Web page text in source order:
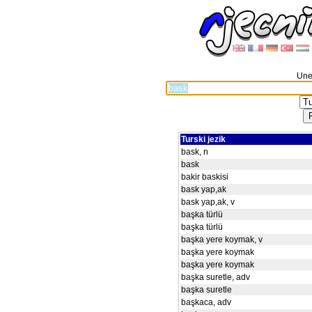
Turski jezik
bask, n
bask
bakir baskisi
bask yap,ak
bask yap,ak, v
başka türlü
başka türlü
başka yere koymak, v
başka yere koymak
başka yere koymak
başka suretle, adv
başka suretle
başkaca, adv